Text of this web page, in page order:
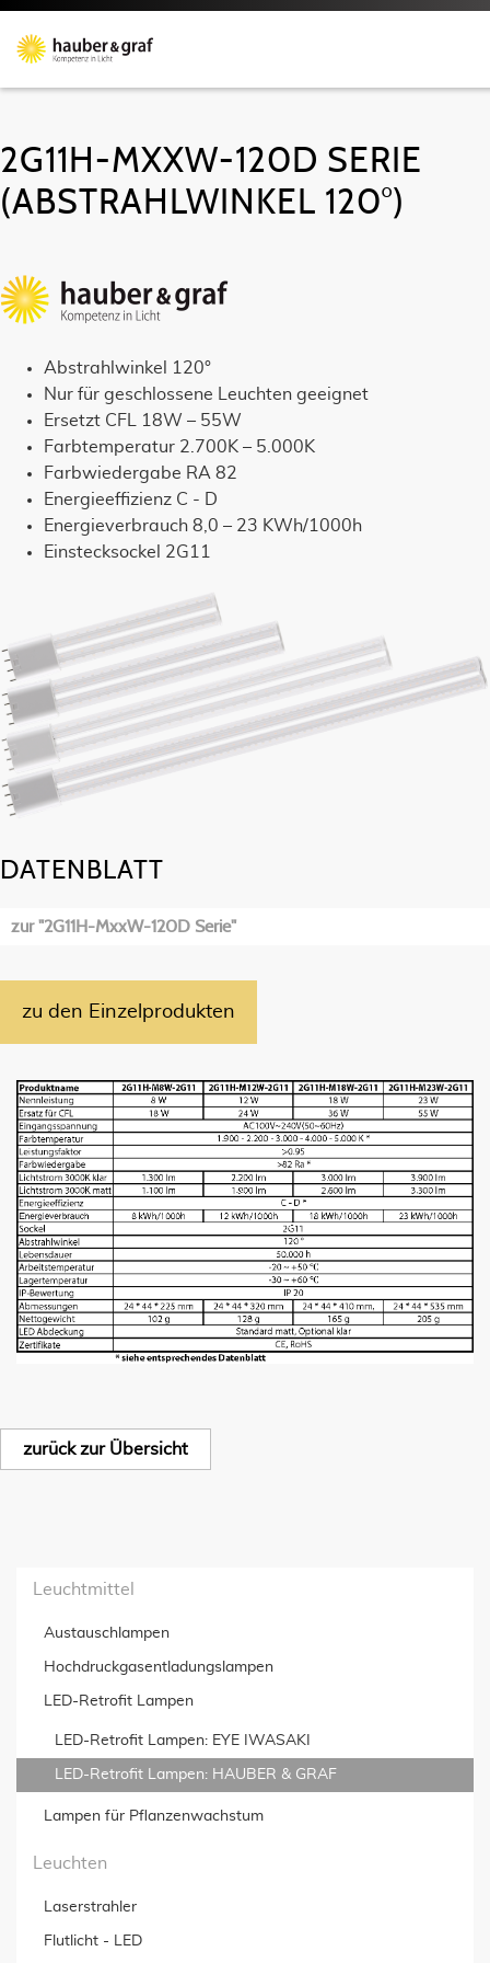
2G11H-MXXW-120D SERIE
(ABSTRAHLWINKEL 120°)
Abstrahlwinkel 120°
Nur für geschlossene Leuchten geeignet
Ersetzt CFL 18W – 55W
Farbtemperatur 2.700K – 5.000K
Farbwiedergabe RA 82
Energieeffizienz C - D
Energieverbrauch 8,0 – 23 KWh/1000h
Einstecksockel 2G11
DATENBLATT
zur "2G11H-MxxW-120D Serie"
zu den Einzelprodukten
zurück zur Übersicht
Leuchtmittel
Austauschlampen
Hochdruckgas­entladungslampen
LED-Retrofit Lampen
LED-Retrofit Lampen: EYE IWASAKI
LED-Retrofit Lampen: HAUBER & GRAF
Lampen für Pflanzenwachstum
Leuchten
Laserstrahler
Flutlicht - LED